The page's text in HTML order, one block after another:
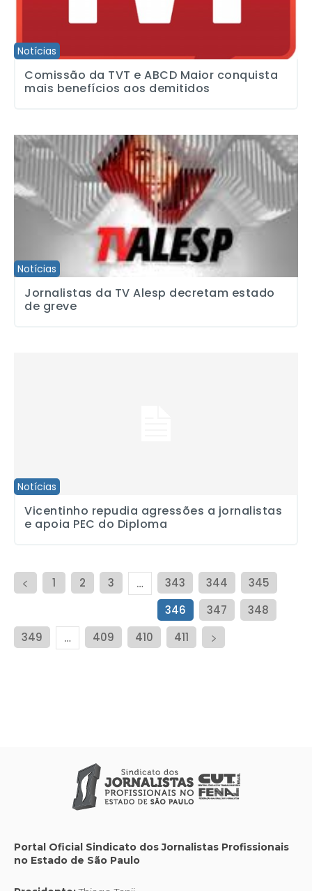
Notícias
Comissão da TVT e ABCD Maior conquista
mais benefícios aos demitidos
Notícias
Jornalistas da TV Alesp decretam estado de greve
Jornalistas da TV Alesp decretam estado
de greve
Notícias
Vicentinho repudia agressões a jornalistas
e apoia PEC do Diploma
1 2 3 … 343 344
345
346
347
348
349
… 409 410 411
Portal Oficial Sindicato dos Jornalistas Profissionais
no Estado de São Paulo